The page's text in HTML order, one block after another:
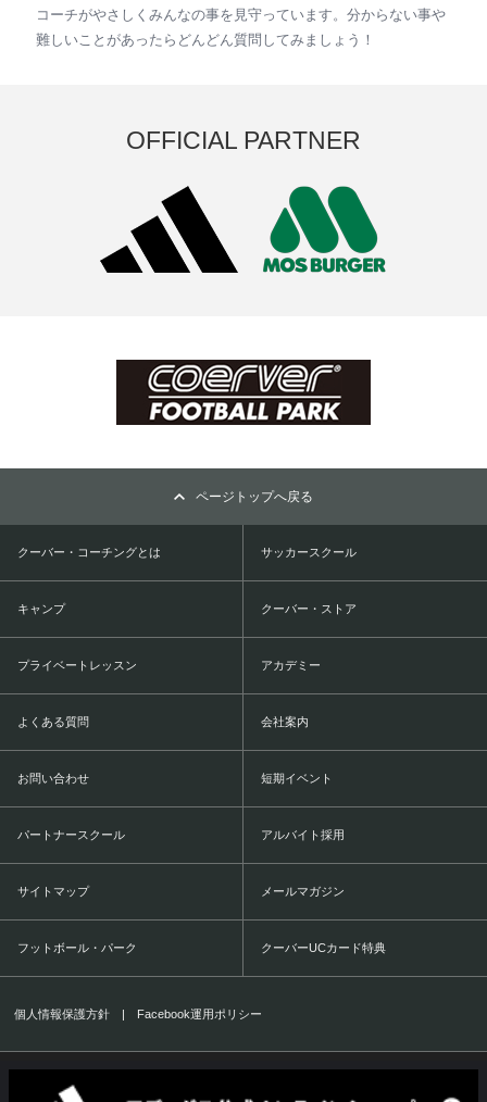
コーチがやさしくみんなの事を見守っています。分からない事や
難しいことがあったらどんどん質問してみましょう！
OFFICIAL PARTNER
ページトップへ戻る
クーバー・コーチングとは サッカースクール
キャンプ クーバー・ストア
プライベートレッスン アカデミー
よくある質問 会社案内
お問い合わせ 短期イベント
パートナースクール アルバイト採用
サイトマップ メールマガジン
フットボール・パーク クーバーUCカード特典
個人情報保護方針 Facebook運用ポリシー